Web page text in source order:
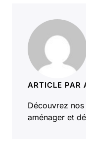
ARTICLE PAR
Découvrez
aménager et